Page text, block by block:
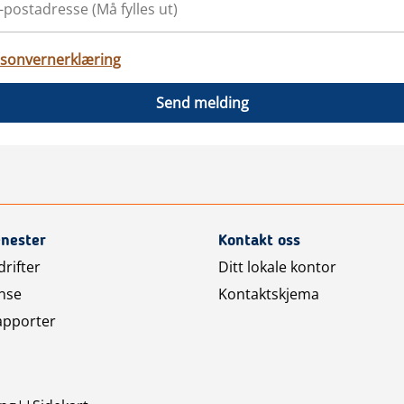
Send melding
Kontakt oss
Ditt lokale kontor
Kontaktskjema